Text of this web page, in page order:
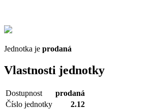
Jednotka je prodaná
Vlastnosti jednotky
Dostupnost
prodaná
Číslo jednotky
2.12